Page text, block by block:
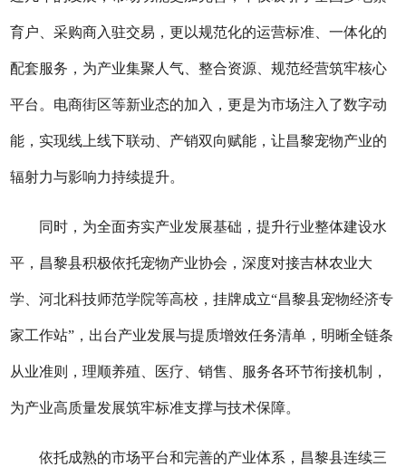
育户、采购商入驻交易，更以规范化的运营标准、一体化的
配套服务，为产业集聚人气、整合资源、规范经营筑牢核心
平台。电商街区等新业态的加入，更是为市场注入了数字动
能，实现线上线下联动、产销双向赋能，让昌黎宠物产业的
辐射力与影响力持续提升。
同时，为全面夯实产业发展基础，提升行业整体建设水
平，昌黎县积极依托宠物产业协会，深度对接吉林农业大
学、河北科技师范学院等高校，挂牌成立“昌黎县宠物经济专
家工作站”，出台产业发展与提质增效任务清单，明晰全链条
从业准则，理顺养殖、医疗、销售、服务各环节衔接机制，
为产业高质量发展筑牢标准支撑与技术保障。
依托成熟的市场平台和完善的产业体系，昌黎县连续三